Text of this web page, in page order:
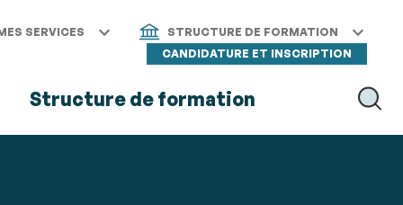
SERVICES
STRUCTURE DE FORMATION
CANDIDATURE ET INSCRIPTION
Structure de formation